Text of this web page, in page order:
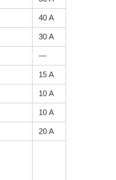
40 А
30 А
—
15 А
10 А
10 А
20 А